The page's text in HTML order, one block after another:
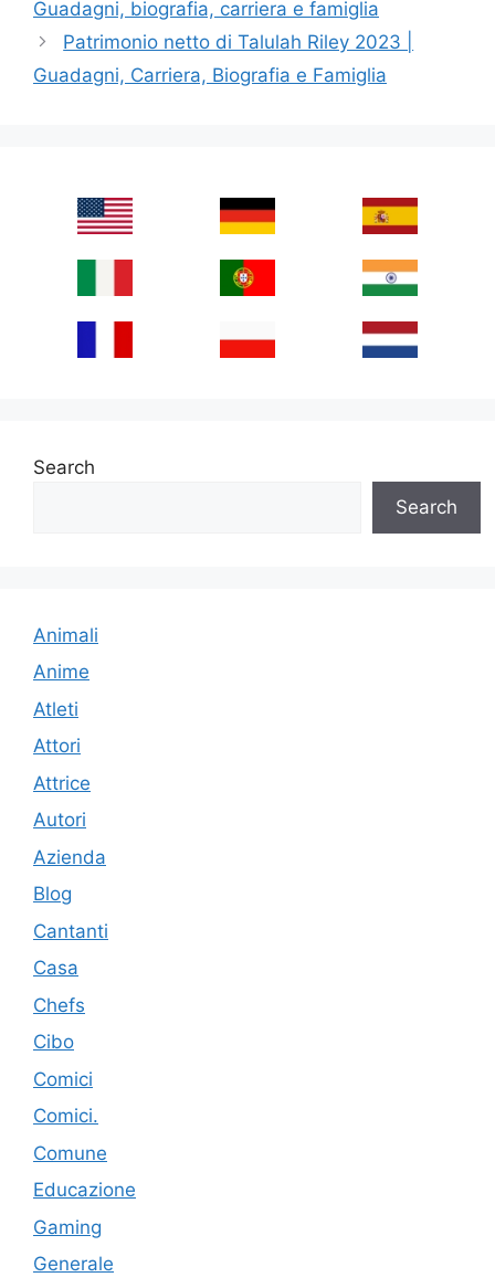
Guadagni, biografia, carriera e famiglia
Patrimonio netto di Talulah Riley 2023 |
Guadagni, Carriera, Biografia e Famiglia
Search
Search
Animali
Anime
Atleti
Attori
Attrice
Autori
Azienda
Blog
Cantanti
Casa
Chefs
Cibo
Comici
Comici.
Comune
Educazione
Gaming
Generale